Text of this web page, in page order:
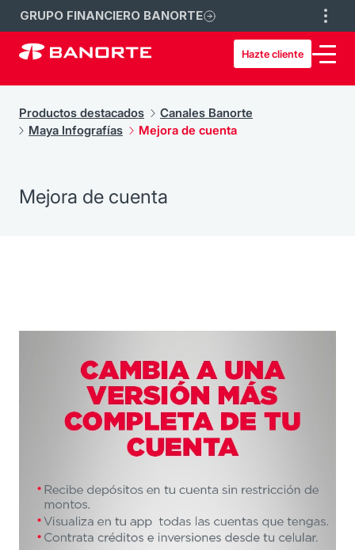
GRUPO FINANCIERO BANORTE
Hazte cliente
Productos destacados
Canales Banorte
Maya Infografías
Mejora de cuenta
Mejora de cuenta